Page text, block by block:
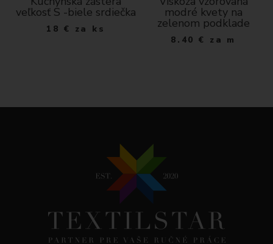
veľkosť S -biele srdiečka
18 € za ks
modré kvety na
zelenom podklade
8.40 € za m